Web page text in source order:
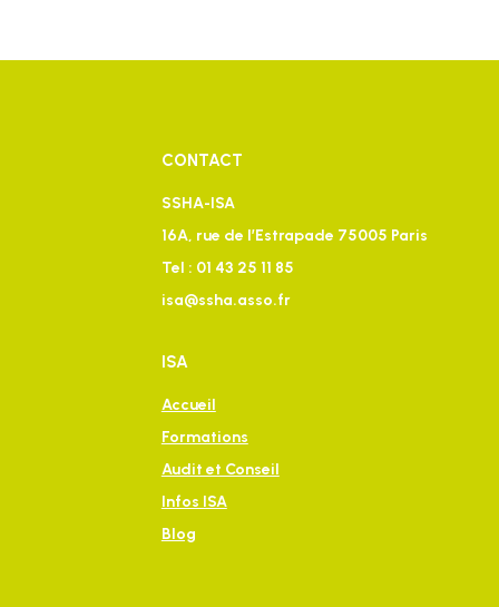
CONTACT
SSHA-ISA
16A, rue de l’Estrapade 75005 Paris
Tel : 01 43 25 11 85
isa@ssha.asso.fr
ISA
Accueil
Formations
Audit et Conseil
Infos ISA
Blog